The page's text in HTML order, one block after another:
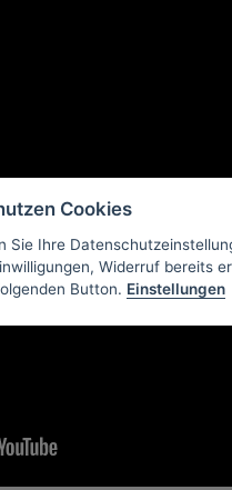
Cookies
Sie Ihre
Widerruf bereits
Button. Einstellungen